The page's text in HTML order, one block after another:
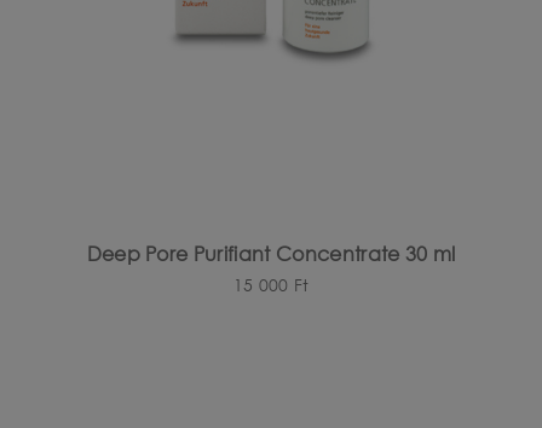
Deep Pore Purifiant Concentrate 30 ml
15 000 Ft